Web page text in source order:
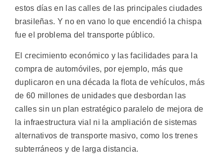
estos días en las calles de las principales ciudades
brasileñas. Y no en vano lo que encendió la chispa
fue el problema del transporte público.
El crecimiento económico y las facilidades para la
compra de automóviles, por ejemplo, más que
duplicaron en una década la flota de vehículos, más
de 60 millones de unidades que desbordan las
calles sin un plan estratégico paralelo de mejora de
la infraestructura vial ni la ampliación de sistemas
alternativos de transporte masivo, como los trenes
subterráneos y de larga distancia.